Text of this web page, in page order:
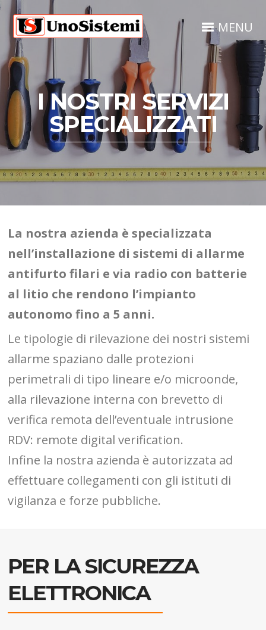
MENU
I NOSTRI SERVIZI
SPECIALIZZATI
La nostra azienda è specializzata
nell’installazione di sistemi di allarme
antifurto filari e via radio con batterie
al litio che rendono l’impianto
autonomo fino a 5 anni.
Le tipologie di rilevazione dei nostri sistemi
allarme spaziano dalle protezioni
perimetrali di tipo lineare e/o microonde,
alla rilevazione interna con brevetto di
verifica remota dell’eventuale intrusione
RDV: remote digital verification.
Infine la nostra azienda è autorizzata ad
effettuare collegamenti con gli istituti di
vigilanza e forze pubbliche.
PER LA SICUREZZA
ELETTRONICA